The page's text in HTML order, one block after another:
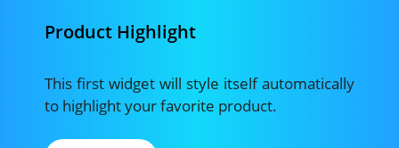
Product Highlight
This first widget will style itself automatically
to highlight your favorite product.